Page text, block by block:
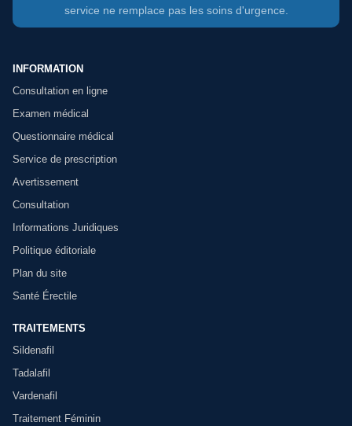
service ne remplace pas les soins d'urgence.
INFORMATION
Consultation en ligne
Examen médical
Questionnaire médical
Service de prescription
Avertissement
Consultation
Informations Juridiques
Politique éditoriale
Plan du site
Santé Érectile
TRAITEMENTS
Sildenafil
Tadalafil
Vardenafil
Traitement Féminin